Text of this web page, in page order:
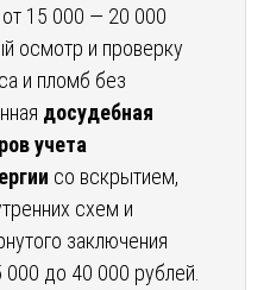
15 000 — 20 000
осмотр и проверку
и пломб без
досудебная
учета
со вскрытием,
схем и
заключения
до 40 000 рублей.